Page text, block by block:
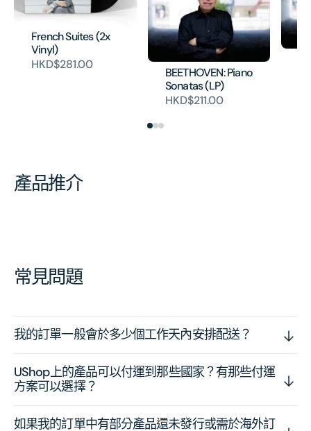
French Suites (2x
Vinyl)
HKD$281.00
BEETHOVEN: Piano
Sonatas (LP)
HKD$211.00
產品推介
常見問題
我的訂單一般會於多少個工作天內安排配送？
UShop上的產品可以付運到那些國家？有那些付運
方案可以選擇？
如果我的訂單中有部分產品還未發行或需於海外訂